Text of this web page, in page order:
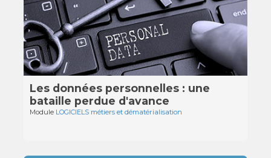
Les données personnelles : une
bataille perdue d'avance
Module LOGICIELS métiers et dématérialisation